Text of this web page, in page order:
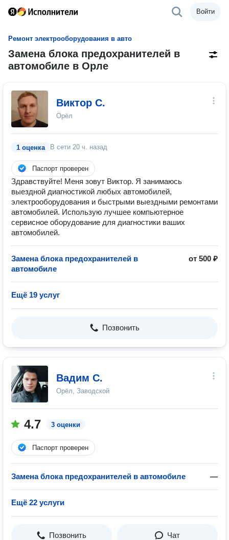
Войти
Ремонт электрооборудования в авто
Замена блока предохранителей в
автомобиле в Орле
Виктор С.
Орёл
1 оценка В сети 20 ч. назад
Паспорт проверен
Здравствуйте! Меня зовут Виктор. Я занимаюсь
выездной диагностикой любых автомобилей,
электрооборудования и быстрыми выездными ремонтами
автомобилей. Использую лучшее компьютерное
сервисное оборудование для диагностики ваших
автомобилей.
Замена блока предохранителей в
автомобиле
от 500 ₽
Ещё 19 услуг
Позвонить
Вадим С.
Орёл, Заводской
4.7 3 оценки
Паспорт проверен
Замена блока предохранителей в автомобиле —
Ещё 22 услуги
Позвонить Чат